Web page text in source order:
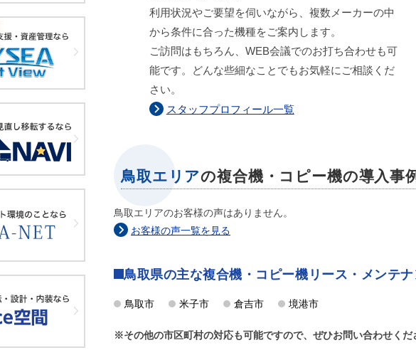
利用状況やご要望を伺いながら、複数メーカーの中
から条件に合った機種をご案内します。
ご訪問はもちろん、WEB会議でのお打ち合わせも可
能です。どんな些細なことでもお気軽にご相談くだ
さい。
スタッフプロフィール一覧
鳥取エリアの複合機・コピー機の導入事
鳥取エリアのお客様の声はありません。
お客様の声一覧を見る
鳥取県の主な複合機・コピー機リース・メンテ
鳥取市 米子市 倉吉市 境港市
※その他の市区町村の対応も可能ですので、ぜひお問い合わせくだ